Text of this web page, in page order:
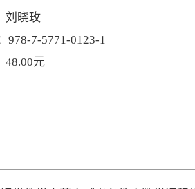
刘晓玫
978-7-5771-0123-1
48.00元